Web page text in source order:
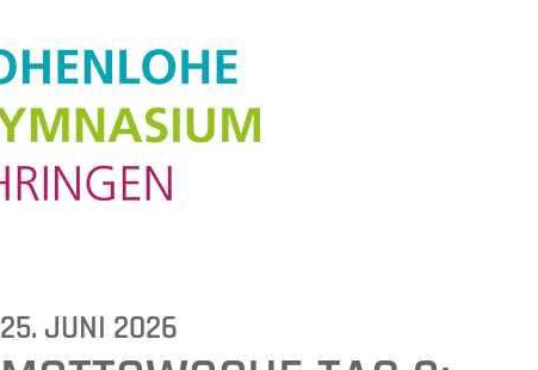
25. JUNI 2026